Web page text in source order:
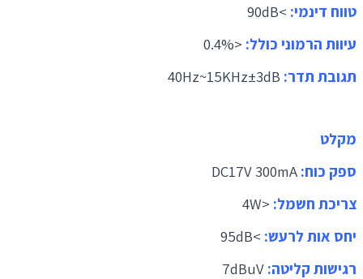
טווח דינמי:>90dB
עיוות הרמוני כולל:<0.4%
תגובת תדר:40Hz~15KHz±3dB
מקלט
ספק כוח:DC17V 300mA
צריכת חשמל:<4W
יחס אות לרעש:>95dB
רגישות קליטה:7dBuV